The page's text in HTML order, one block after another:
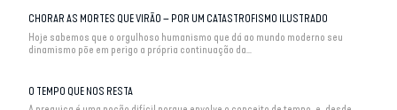
CHORAR AS MORTES QUE VIRÃO – POR UM CATASTROFISMO ILUSTRADO
Hoje sabemos que o orgulhoso humanismo que dá ao mundo moderno seu
dinamismo põe em perigo a própria continuação da...
O TEMPO QUE NOS RESTA